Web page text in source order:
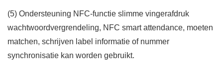
(5) Ondersteuning NFC-functie slimme vingerafdruk
wachtwoordvergrendeling, NFC smart attendance, moeten
matchen, schrijven label informatie of nummer
synchronisatie kan worden gebruikt.